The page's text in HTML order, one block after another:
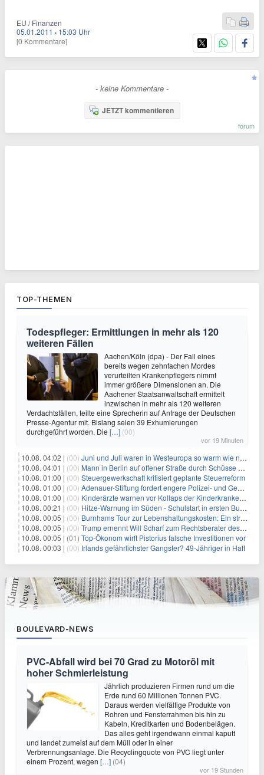
EU / Finanzen
05.01.2011 · 15:03 Uhr
[0 Kommentare]
- keine Kommentare -
JETZT kommentieren
forum
TOP-THEMEN
Todespfleger: Ermittlungen in mehr als 120
weiteren Fällen
Aachen/Köln (dpa) - Der Fall eines
bereits wegen zehnfachen Mordes
verurteilten Krankenpflegers nimmt
immer größere Dimensionen an. Die
Aachener Staatsanwaltschaft ermittelt
inzwischen in mehr als 120 weiteren
Verdachtsfällen, teilte eine Sprecherin auf Anfrage der Deutschen
Presse-Agentur mit. Bislang seien 39 Exhumierungen
durchgeführt worden. Die […] (00)
vor 19 Minuten
10.08. 04:02 | (00) Juni und Juli waren in Westeuropa so warm wie noch nie
10.08. 04:01 | (00) Mann in Berlin auf offener Straße durch Schüsse getötet
10.08. 01:00 | (00) Steuergewerkschaft kritisiert geplante Steuerreform
10.08. 01:00 | (00) Adenauer-Stiftung fordert engere Polizei- und Geheimdienstkooperation
10.08. 01:00 | (00) Kinderärzte warnen vor Kollaps der Kinderkrankenpflege
10.08. 00:21 | (00) Hitze-Warnung im Süden - Schulstart in ersten Bundesländern
10.08. 00:05 | (00) Burnhams Tour zur Lebenshaltungskosten: Ein strategischer Schritt inmitten von Kontroversen
10.08. 00:05 | (00) Trump ernennt Will Scharf zum Rechtsberater des Weißen Hauses: Auswirkungen auf Wirtschaft und Governance
10.08. 00:05 | (01) Top-Ökonom wirft Pistorius falsche Investitionen vor
10.08. 00:03 | (00) Irlands gefährlichster Gangster? 49-Jähriger in Haft
BOULEVARD-NEWS
PVC-Abfall wird bei 70 Grad zu Motoröl mit
hoher Schmierleistung
Jährlich produzieren Firmen rund um die
Erde rund 60 Millionen Tonnen PVC.
Daraus werden vielfältige Produkte von
Rohren und Fensterrahmen bis hin zu
Kabeln, Kreditkarten und Bodenbelägen.
Das alles geht irgendwann einmal kaputt
und landet zumeist auf dem Müll oder in einer
Verbrennungsanlage. Die Recyclingquote von PVC liegt unter
einem Prozent, wegen […] (04)
vor 19 Stunden